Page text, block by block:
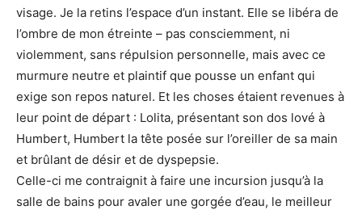
visage. Je la retins l’espace d’un instant. Elle se libéra de
l’ombre de mon étreinte – pas consciemment, ni
violemment, sans répulsion personnelle, mais avec ce
murmure neutre et plaintif que pousse un enfant qui
exige son repos naturel. Et les choses étaient revenues à
leur point de départ : Lolita, présentant son dos lové à
Humbert, Humbert la tête posée sur l’oreiller de sa main
et brûlant de désir et de dyspepsie.
Celle-ci me contraignit à faire une incursion jusqu’à la
salle de bains pour avaler une gorgée d’eau, le meilleur